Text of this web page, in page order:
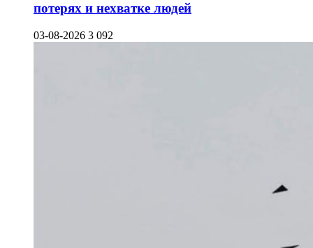
потерях и нехватке людей
03-08-2026 3 092